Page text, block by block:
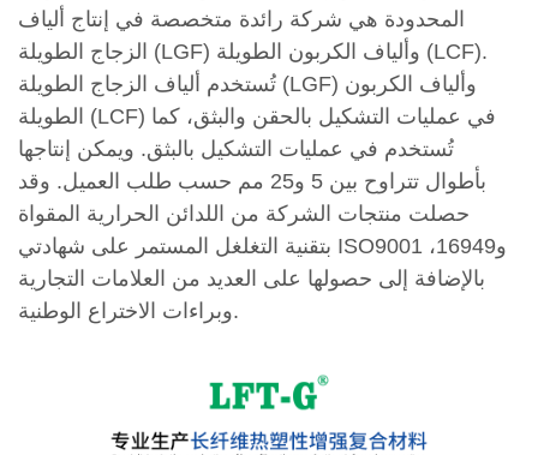
المحدودة هي شركة رائدة متخصصة في إنتاج ألياف
الزجاج الطويلة (LGF) وألياف الكربون الطويلة (LCF).
تُستخدم ألياف الزجاج الطويلة (LGF) وألياف الكربون
الطويلة (LCF) في عمليات التشكيل بالحقن والبثق، كما
تُستخدم في عمليات التشكيل بالبثق. ويمكن إنتاجها
بأطوال تتراوح بين 5 و25 مم حسب طلب العميل. وقد
حصلت منتجات الشركة من اللدائن الحرارية المقواة
بتقنية التغلغل المستمر على شهادتي ISO9001 و16949،
بالإضافة إلى حصولها على العديد من العلامات التجارية
وبراءات الاختراع الوطنية.